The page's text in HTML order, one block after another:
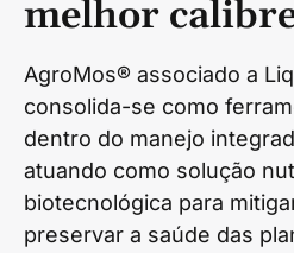
melhor
AgroMos® associado a
consolida-se como
dentro do manejo
atuando como solução
biotecnológica para
preservar a saúde das